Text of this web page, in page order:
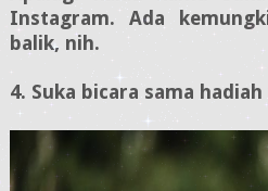
Instagram. Ada
balik, nih.
4. Suka bicara sama